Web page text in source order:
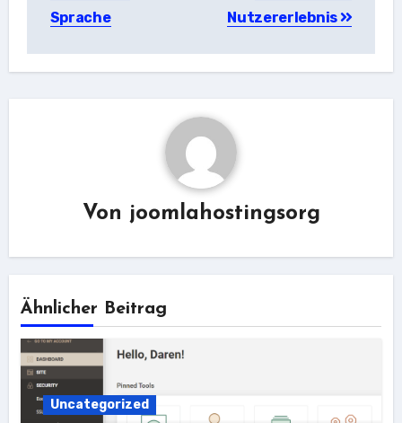
Sprache
Nutzererlebnis
Von joomlahostingsorg
Ähnlicher Beitrag
Uncategorized